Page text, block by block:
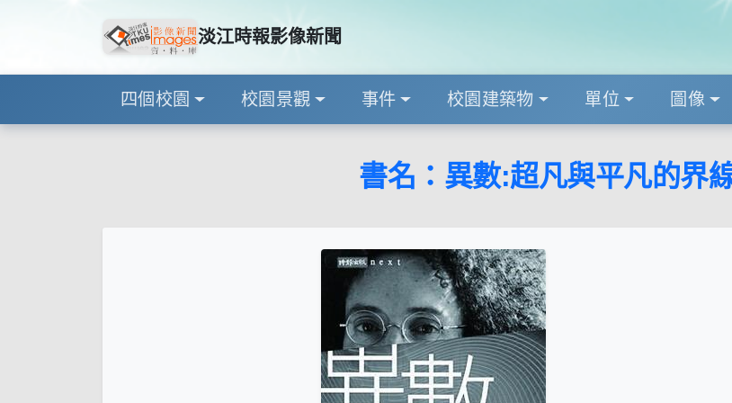
淡江時報影像新聞
四個校園 校園景觀 事件 校園建築物 單位 圖像
書名：異數:超凡與平凡的界